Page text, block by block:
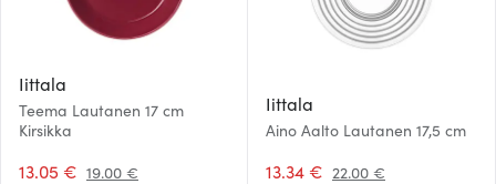
Iittala
Teema Lautanen 17 cm
Kirsikka
13.05 € 19.00 €
Iittala
Aino Aalto Lautanen 17,5 cm
13.34 € 22.00 €